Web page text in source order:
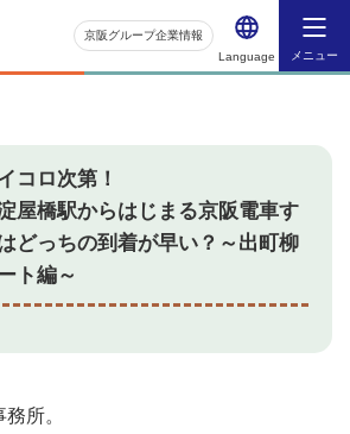
Language メニュー
京阪グループ企業情報
コロ次第！
屋橋駅からはじまる京阪電車す
どっちの到着が早い？～出町柳
ト編～
所。